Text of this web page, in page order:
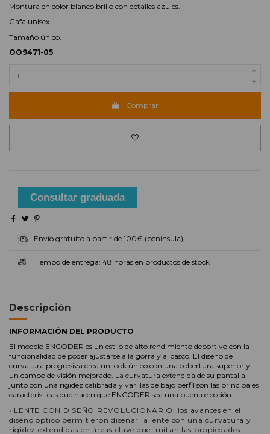
Montura en color blanco brillo con detalles azules.
Gafa unisex.
Tamaño único.
OO9471-05
Comprar
Consultar graduada
Envío gratuito a partir de 100€ (península)
Tiempo de entrega: 48 horas en productos de stock
Descripción
INFORMACIÓN DEL PRODUCTO
El modelo ENCODER es un estilo de alto rendimiento deportivo con la
funcionalidad de poder ajustarse a la gorra y al casco. El diseño de
curvatura progresiva crea un look único con una cobertura superior y
un campo de visión mejorado. La curvatura extendida de su pantalla,
junto con una rigidez calibrada y varillas de bajo perfil son las principales
características que hacen que ENCODER sea una buena elección.
• LENTE CON DISEÑO REVOLUCIONARIO: los avances en el
diseño óptico permitieron diseñar la lente con una curvatura y
rigidez extendidas en áreas clave que imitan las propiedades